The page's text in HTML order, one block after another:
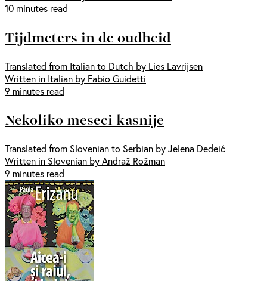
10 minutes read
Tijdmeters in de oudheid
Translated from Italian to Dutch by Lies Lavrijsen
Written in Italian by Fabio Guidetti
9 minutes read
Nekoliko meseci kasnije
Translated from Slovenian to Serbian by Jelena Dedeić
Written in Slovenian by Andraž Rožman
9 minutes read